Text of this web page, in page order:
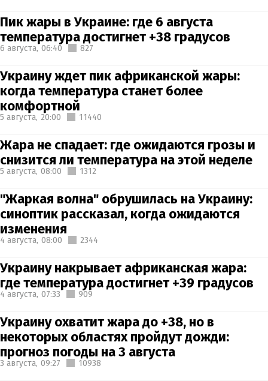
Пик жары в Украине: где 6 августа
температура достигнет +38 градусов
6 августа, 06:40 827
Украину ждет пик африканской жары:
когда температура станет более
комфортной
5 августа, 20:00 11440
Жара не спадает: где ожидаются грозы и
снизится ли температура на этой неделе
5 августа, 08:00 1312
"Жаркая волна" обрушилась на Украину:
синоптик рассказал, когда ожидаются
изменения
4 августа, 08:00 2344
Украину накрывает африканская жара:
где температура достигнет +39 градусов
4 августа, 07:33 909
Украину охватит жара до +38, но в
некоторых областях пройдут дожди:
прогноз погоды на 3 августа
3 августа, 09:27 10938